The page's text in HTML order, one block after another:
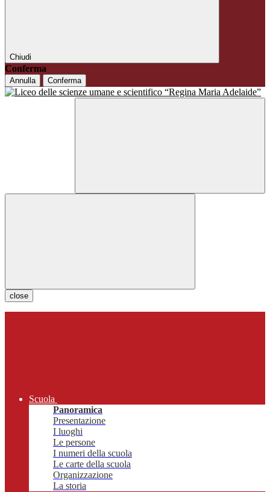
Chiudi
Conferma
Annulla Conferma
close
Scuola
Panoramica
Presentazione
I luoghi
Le persone
I numeri della scuola
Le carte della scuola
Organizzazione
La storia